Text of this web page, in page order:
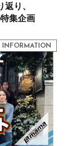
り、
集企画